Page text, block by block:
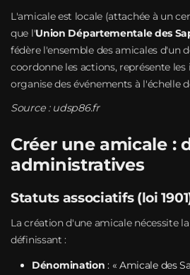
L'amicale est locale (attachée à un
que l'Union Départementale des
fédère l'ensemble des amicales d'un
coordonne les actions, représente
organise des événements à l'échelle
Source : udsp86.fr
Créer une amicale :
administratives
Statuts associatifs (loi
La création d'une amicale nécessite
définissant :
Dénomination : « Amicale des